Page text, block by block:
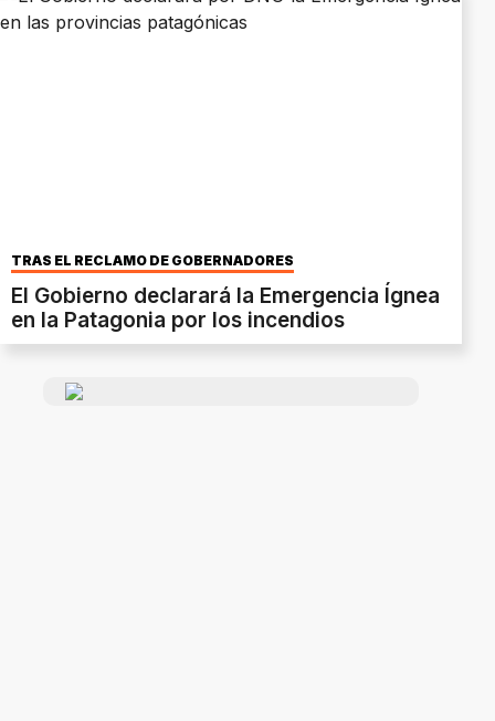
TRAS EL RECLAMO DE GOBERNADORES
El Gobierno declarará la Emergencia Ígnea
en la Patagonia por los incendios